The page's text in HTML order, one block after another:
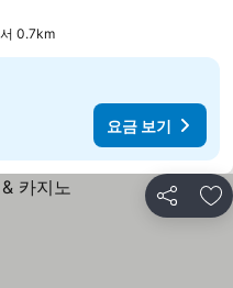
0.7km
요금 보기
공유 즐